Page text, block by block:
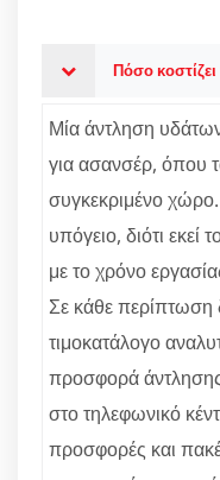
Πόσο
Μία άντληση
για ασανσέρ, όπου
συγκεκριμένο
υπόγειο, διότι εκεί
με το χρόνο
Σε κάθε περίπτωση
τιμοκατάλογο
προσφορά
στο τηλεφωνικό
προσφορές και